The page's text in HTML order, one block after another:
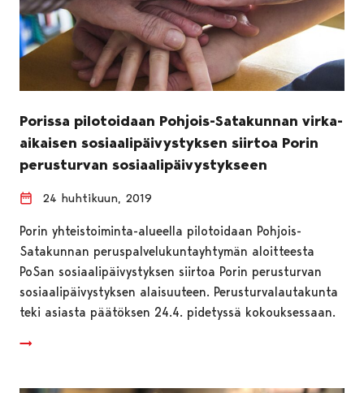
Porissa pilotoidaan Pohjois-Satakunnan virka-
aikaisen sosiaalipäivystyksen siirtoa Porin
perusturvan sosiaalipäivystykseen
24 huhtikuun, 2019
Porin yhteistoiminta-alueella pilotoidaan Pohjois-
Satakunnan peruspalvelukuntayhtymän aloitteesta
PoSan sosiaalipäivystyksen siirtoa Porin perusturvan
sosiaalipäivystyksen alaisuuteen. Perusturvalautakunta
teki asiasta päätöksen 24.4. pidetyssä kokouksessaan.